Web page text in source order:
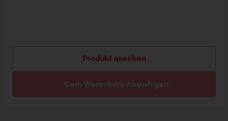
Produkt ansehen
Dem Warenkorb hinzufügen